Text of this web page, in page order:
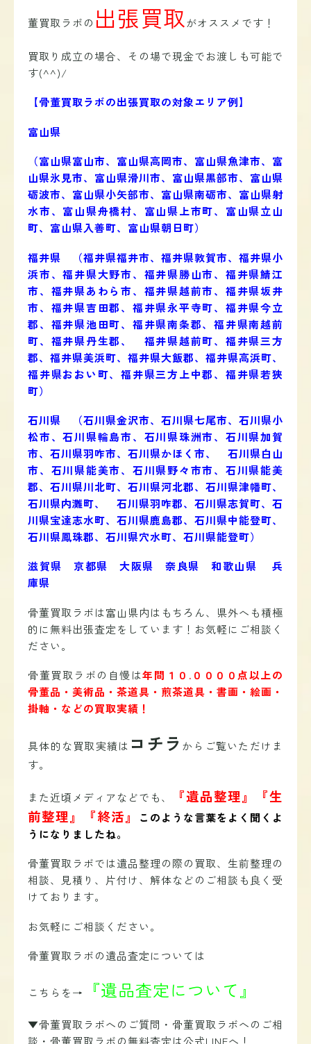
董買取ラボの 出張買取がオススメです！
買取り成立の場合、その場で現金でお渡しも可能で
す(^^)/
【骨董買取ラボの出張買取の対象エリア例】
富山県
（富山県富山市、富山県高岡市、富山県魚津市、富
山県氷見市、富山県滑川市、富山県黒部市、富山県
砺波市、富山県小矢部市、富山県南砺市、富山県射
水市、富山県舟橋村、富山県上市町、富山県立山
町、富山県入善町、富山県朝日町）
福井県 （福井県福井市、福井県敦賀市、福井県小
浜市、福井県大野市、福井県勝山市、福井県鯖江
市、福井県あわら市、福井県越前市、福井県坂井
市、福井県吉田郡、福井県永平寺町、福井県今立
郡、福井県池田町、福井県南条郡、福井県南越前
町、福井県丹生郡、 福井県越前町、福井県三方
郡、福井県美浜町、福井県大飯郡、福井県高浜町、
福井県おおい町、福井県三方上中郡、福井県若狭
町）
石川県 （石川県金沢市、石川県七尾市、石川県小
松市、石川県輪島市、石川県珠洲市、石川県加賀
市、石川県羽咋市、石川県かほく市、 石川県白山
市、石川県能美市、石川県野々市市、石川県能美
郡、石川県川北町、石川県河北郡、石川県津幡町、
石川県内灘町、 石川県羽咋郡、石川県志賀町、石
川県宝達志水町、石川県鹿島郡、石川県中能登町、
石川県鳳珠郡、石川県穴水町、石川県能登町）
滋賀県 京都県 大阪県 奈良県 和歌山県 兵
庫県
骨董買取ラボは富山県内はもちろん、県外へも積極
的に無料出張査定をしています！お気軽にご相談く
ださい。
骨董買取ラボの自慢は年間１０.００００点以上の
骨董品・美術品・茶道具・煎茶道具・書画・絵画・
掛軸・などの買取実績！
具体的な買取実績は コチラ からご覧いただけま
す。
また近頃メディアなどでも、
『遺品整理』『生
前整理』『終活』
このような言葉をよく聞くよ
うになりましたね。
骨董買取ラボでは遺品整理の際の買取、生前整理の
相談、見積り、片付け、解体などのご相談も良く受
けております。
お気軽にご相談ください。
骨董買取ラボの遺品査定については
こちらを→ 『遺品査定について』
▼骨董買取ラボへのご質問・骨董買取ラボへのご相
談・骨董買取ラボの無料査定は公式LINEへ！